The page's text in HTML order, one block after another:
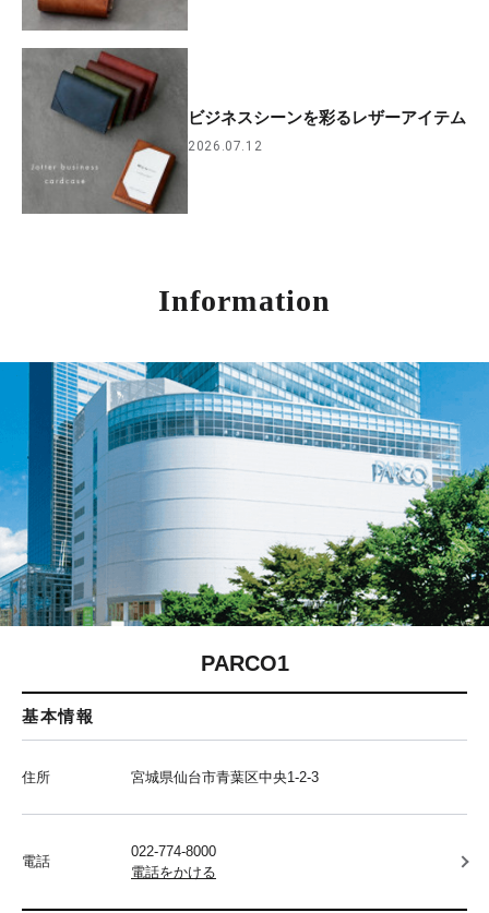
ビジネスシーンを彩るレザーアイテム
2026.07.12
Information
PARCO1
基本情報
住所 宮城県仙台市青葉区中央1-2-3
電話
022-774-8000
電話をかける